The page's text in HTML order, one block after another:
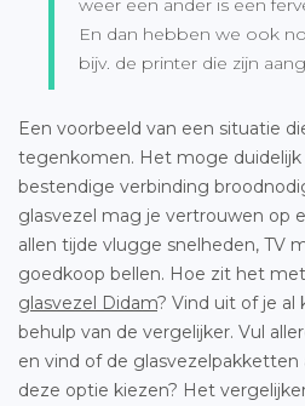
weer een ander is een
En dan hebben we ook
bijv. de printer die zijn
Een voorbeeld van een situatie
tegenkomen. Het moge duidelijk
bestendige verbinding
glasvezel mag je vertrouwen op
allen tijde vlugge snelheden, TV
goedkoop bellen. Hoe zit het
glasvezel Didam? Vind uit of je
behulp van de vergelijker. Vul
en vind of de glasvezelpakketten
deze optie kiezen? Het